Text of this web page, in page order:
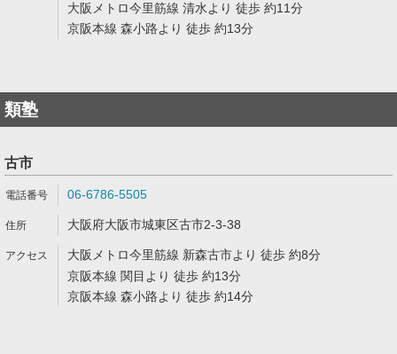
大阪メトロ今里筋線 清水より 徒歩 約11分
京阪本線 森小路より 徒歩 約13分
類塾
古市
06-6786-5505
大阪府大阪市城東区古市2-3-38
大阪メトロ今里筋線 新森古市より 徒歩 約8分
京阪本線 関目より 徒歩 約13分
京阪本線 森小路より 徒歩 約14分